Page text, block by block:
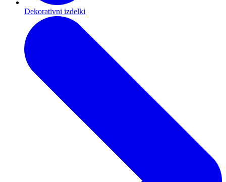
Dekorativni izdelki